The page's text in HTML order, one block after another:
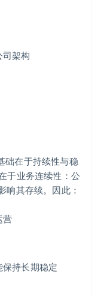
架构
础在于持续性与稳
于业务连续性：公
响其存续。因此：
营
持长期稳定